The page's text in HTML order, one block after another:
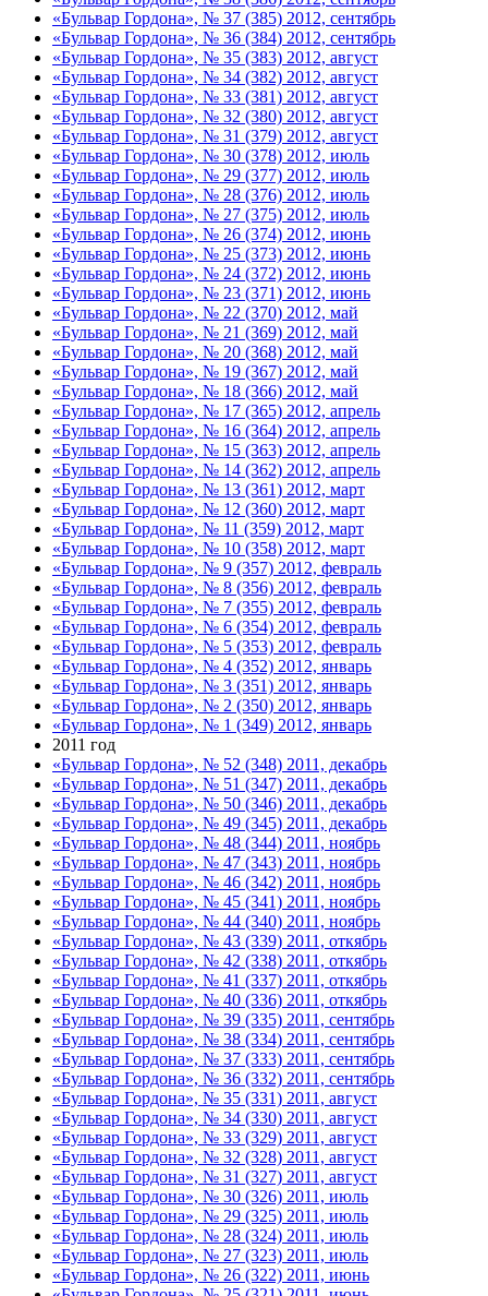
«Бульвар Гордона», № 37 (385) 2012, сентябрь
«Бульвар Гордона», № 36 (384) 2012, сентябрь
«Бульвар Гордона», № 35 (383) 2012, август
«Бульвар Гордона», № 34 (382) 2012, август
«Бульвар Гордона», № 33 (381) 2012, август
«Бульвар Гордона», № 32 (380) 2012, август
«Бульвар Гордона», № 31 (379) 2012, август
«Бульвар Гордона», № 30 (378) 2012, июль
«Бульвар Гордона», № 29 (377) 2012, июль
«Бульвар Гордона», № 28 (376) 2012, июль
«Бульвар Гордона», № 27 (375) 2012, июль
«Бульвар Гордона», № 26 (374) 2012, июнь
«Бульвар Гордона», № 25 (373) 2012, июнь
«Бульвар Гордона», № 24 (372) 2012, июнь
«Бульвар Гордона», № 23 (371) 2012, июнь
«Бульвар Гордона», № 22 (370) 2012, май
«Бульвар Гордона», № 21 (369) 2012, май
«Бульвар Гордона», № 20 (368) 2012, май
«Бульвар Гордона», № 19 (367) 2012, май
«Бульвар Гордона», № 18 (366) 2012, май
«Бульвар Гордона», № 17 (365) 2012, апрель
«Бульвар Гордона», № 16 (364) 2012, апрель
«Бульвар Гордона», № 15 (363) 2012, апрель
«Бульвар Гордона», № 14 (362) 2012, апрель
«Бульвар Гордона», № 13 (361) 2012, март
«Бульвар Гордона», № 12 (360) 2012, март
«Бульвар Гордона», № 11 (359) 2012, март
«Бульвар Гордона», № 10 (358) 2012, март
«Бульвар Гордона», № 9 (357) 2012, февраль
«Бульвар Гордона», № 8 (356) 2012, февраль
«Бульвар Гордона», № 7 (355) 2012, февраль
«Бульвар Гордона», № 6 (354) 2012, февраль
«Бульвар Гордона», № 5 (353) 2012, февраль
«Бульвар Гордона», № 4 (352) 2012, январь
«Бульвар Гордона», № 3 (351) 2012, январь
«Бульвар Гордона», № 2 (350) 2012, январь
«Бульвар Гордона», № 1 (349) 2012, январь
2011 год
«Бульвар Гордона», № 52 (348) 2011, декабрь
«Бульвар Гордона», № 51 (347) 2011, декабрь
«Бульвар Гордона», № 50 (346) 2011, декабрь
«Бульвар Гордона», № 49 (345) 2011, декабрь
«Бульвар Гордона», № 48 (344) 2011, ноябрь
«Бульвар Гордона», № 47 (343) 2011, ноябрь
«Бульвар Гордона», № 46 (342) 2011, ноябрь
«Бульвар Гордона», № 45 (341) 2011, ноябрь
«Бульвар Гордона», № 44 (340) 2011, ноябрь
«Бульвар Гордона», № 43 (339) 2011, откябрь
«Бульвар Гордона», № 42 (338) 2011, откябрь
«Бульвар Гордона», № 41 (337) 2011, откябрь
«Бульвар Гордона», № 40 (336) 2011, откябрь
«Бульвар Гордона», № 39 (335) 2011, сентябрь
«Бульвар Гордона», № 38 (334) 2011, сентябрь
«Бульвар Гордона», № 37 (333) 2011, сентябрь
«Бульвар Гордона», № 36 (332) 2011, сентябрь
«Бульвар Гордона», № 35 (331) 2011, август
«Бульвар Гордона», № 34 (330) 2011, август
«Бульвар Гордона», № 33 (329) 2011, август
«Бульвар Гордона», № 32 (328) 2011, август
«Бульвар Гордона», № 31 (327) 2011, август
«Бульвар Гордона», № 30 (326) 2011, июль
«Бульвар Гордона», № 29 (325) 2011, июль
«Бульвар Гордона», № 28 (324) 2011, июль
«Бульвар Гордона», № 27 (323) 2011, июль
«Бульвар Гордона», № 26 (322) 2011, июнь